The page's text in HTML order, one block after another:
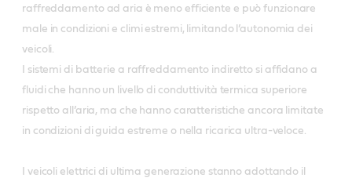
raffreddamento ad aria è meno efficiente e può funzionare
male in condizioni e climi estremi, limitando l’autonomia dei
veicoli.
I sistemi di batterie a raffreddamento indiretto si affidano a
fluidi che hanno un livello di conduttività termica superiore
rispetto all’aria, ma che hanno caratteristiche ancora limitate
in condizioni di guida estreme o nella ricarica ultra-veloce.
I veicoli elettrici di ultima generazione stanno adottando il